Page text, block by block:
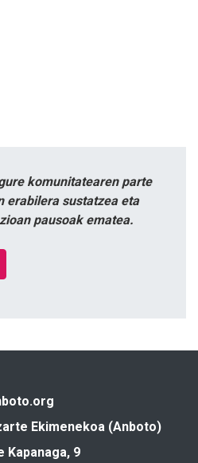
komunitatearen parte
erabilera sustatzea eta
pausoak ematea.
Ekimenekoa (Anboto)
Kapanaga, 9